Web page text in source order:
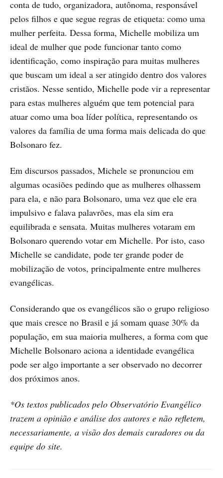
conta de tudo, organizadora, autônoma, responsável
pelos filhos e que segue regras de etiqueta: como uma
mulher perfeita. Dessa forma, Michelle mobiliza um
ideal de mulher que pode funcionar tanto como
identificação, como inspiração para muitas mulheres
que buscam um ideal a ser atingido dentro dos valores
cristãos. Nesse sentido, Michelle pode vir a representar
para estas mulheres alguém que tem potencial para
atuar como uma boa líder política, representando os
valores da família de uma forma mais delicada do que
Bolsonaro fez.
Em discursos passados, Michele se pronunciou em
algumas ocasiões pedindo que as mulheres olhassem
para ela, e não para Bolsonaro, uma vez que ele era
impulsivo e falava palavrões, mas ela sim era
equilibrada e sensata. Muitas mulheres votaram em
Bolsonaro querendo votar em Michelle. Por isto, caso
Michelle se candidate, pode ter grande poder de
mobilização de votos, principalmente entre mulheres
evangélicas.
Considerando que os evangélicos são o grupo religioso
que mais cresce no Brasil e já somam quase 30% da
população, em sua maioria mulheres, a forma com que
Michelle Bolsonaro aciona a identidade evangélica
pode ser algo importante a ser observado no decorrer
dos próximos anos.
*Os textos publicados pelo Observatório Evangélico
trazem a opinião e análise dos autores e não refletem,
necessariamente, a visão dos demais curadores ou da
equipe do site.